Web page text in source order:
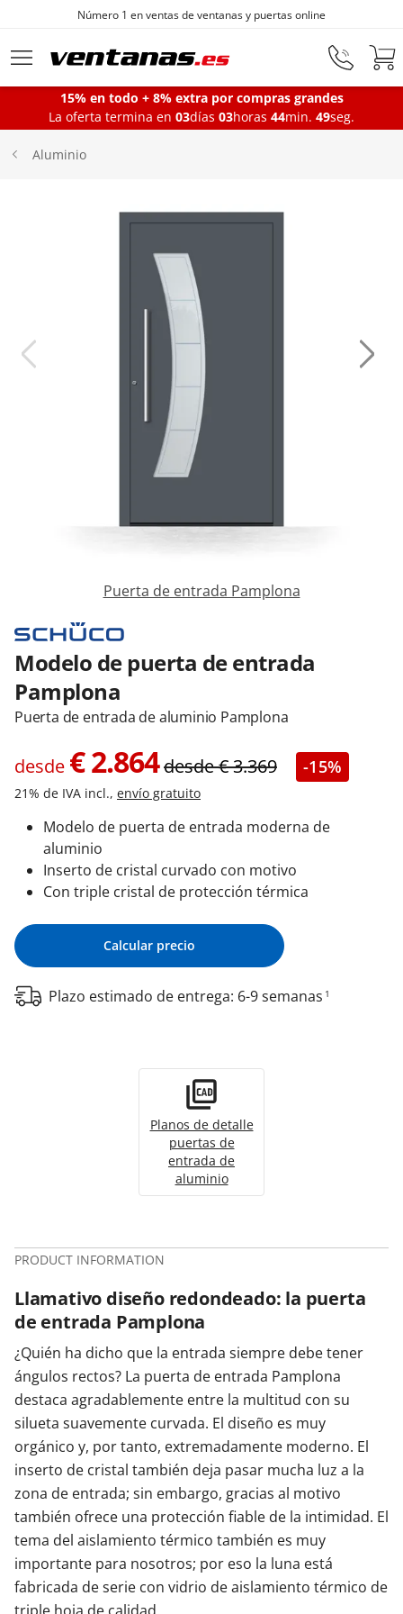
Ir al contenido principal
Número 1 en ventas de ventanas y puertas online
Ventanas
Puertas Entrada
Puertas de garaje
Iniciar sesión
Contacta con nosotros
15% en todo + 8% extra por compras grandes
La oferta termina en 03días 03horas 44min. 49seg.
Aluminio
Puerta de entrada Pamplona
Modelo de puerta de entrada
Pamplona
Puerta de entrada de aluminio Pamplona
desde €2.864desde€3.369 -15%
21% de IVA incl., envío gratuito
Modelo de puerta de entrada moderna de
aluminio
Inserto de cristal curvado con motivo
Con triple cristal de protección térmica
Calcular precio
Plazo estimado de entrega: 6-9 semanas 1
Planos de detalle
puertas de
entrada de
aluminio
PRODUCT INFORMATION
Llamativo diseño redondeado: la puerta
de entrada Pamplona
¿Quién ha dicho que la entrada siempre debe tener
ángulos rectos? La puerta de entrada Pamplona
destaca agradablemente entre la multitud con su
silueta suavemente curvada. El diseño es muy
orgánico y, por tanto, extremadamente moderno. El
inserto de cristal también deja pasar mucha luz a la
zona de entrada; sin embargo, gracias al motivo
también ofrece una protección fiable de la intimidad. El
tema del aislamiento térmico también es muy
importante para nosotros; por eso la luna está
fabricada de serie con vidrio de aislamiento térmico de